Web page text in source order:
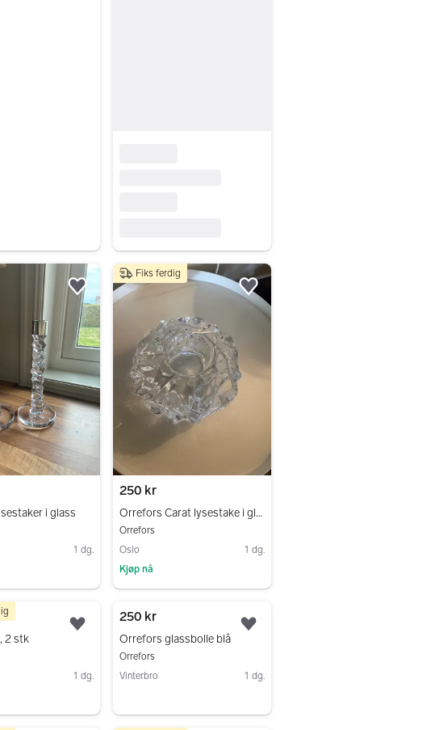
i glass
1 dg.
Legg til som favoritt.
250 kr
Orrefors Carat lysestake i glass
Orrefors
Oslo
1 dg.
Kjøp nå
Fiks ferdig
Legg til som favoritt.
2 stk
1 dg.
Legg til som favoritt.
250 kr
Orrefors glassbolle blå
Orrefors
Vinterbro
1 dg.